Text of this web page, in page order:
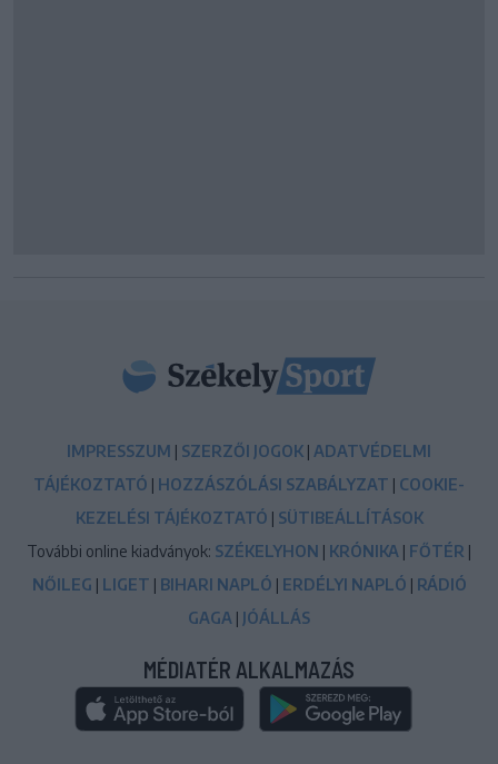
IMPRESSZUM | SZERZŐI JOGOK | ADATVÉDELMI
TÁJÉKOZTATÓ | HOZZÁSZÓLÁSI SZABÁLYZAT | COOKIE-
KEZELÉSI TÁJÉKOZTATÓ | SÜTIBEÁLLÍTÁSOK
További online kiadványok: SZÉKELYHON | KRÓNIKA | FŐTÉR |
NŐILEG | LIGET | BIHARI NAPLÓ | ERDÉLYI NAPLÓ | RÁDIÓ
GAGA | JÓÁLLÁS
MÉDIATÉR ALKALMAZÁS